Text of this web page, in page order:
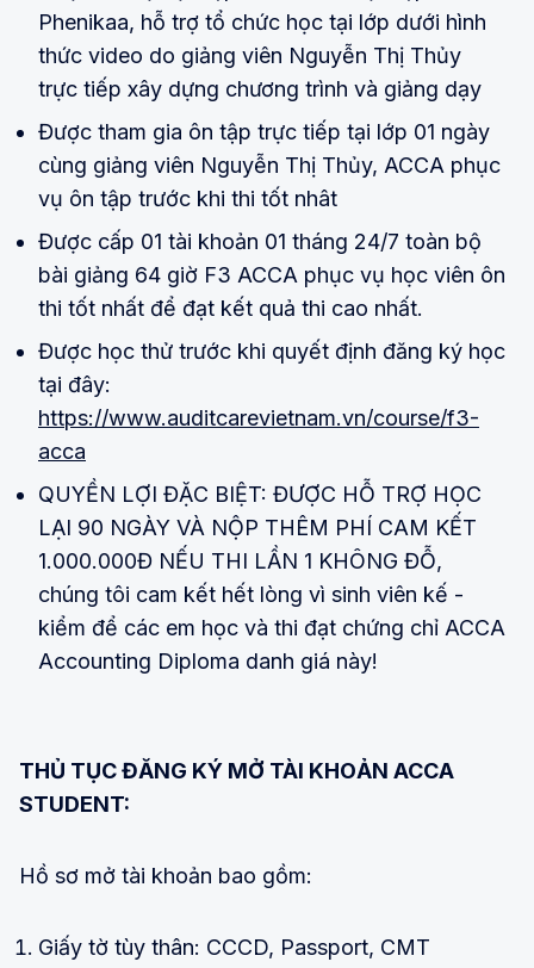
Phenikaa, hỗ trợ tổ chức học tại lớp dưới hình
thức video do giảng viên Nguyễn Thị Thủy
trực tiếp xây dựng chương trình và giảng dạy
Được tham gia ôn tập trực tiếp tại lớp 01 ngày
cùng giảng viên Nguyễn Thị Thủy, ACCA phục
vụ ôn tập trước khi thi tốt nhât
Được cấp 01 tài khoản 01 tháng 24/7 toàn bộ
bài giảng 64 giờ F3 ACCA phục vụ học viên ôn
thi tốt nhất để đạt kết quả thi cao nhất.
Được học thử trước khi quyết định đăng ký học
tại đây:
https://www.auditcarevietnam.vn/course/f3-
acca
QUYỀN LỢI ĐẶC BIỆT: ĐƯỢC HỖ TRỢ HỌC
LẠI 90 NGÀY VÀ NỘP THÊM PHÍ CAM KẾT
1.000.000Đ NẾU THI LẦN 1 KHÔNG ĐỖ,
chúng tôi cam kết hết lòng vì sinh viên kế -
kiểm để các em học và thi đạt chứng chỉ ACCA
Accounting Diploma danh giá này!
THỦ TỤC ĐĂNG KÝ MỞ TÀI KHOẢN ACCA
STUDENT:
Hồ sơ mở tài khoản bao gồm:
Giấy tờ tùy thân: CCCD, Passport, CMT